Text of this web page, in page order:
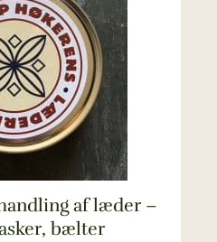
af læder –
bælter